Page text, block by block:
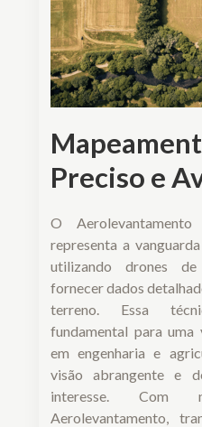
Preciso e
O
representa a
utilizando drones
fornecer dados
terreno. Essa
fundamental para uma
em engenharia e
visão abrangente e
interesse. Com
Aerolevantamento,